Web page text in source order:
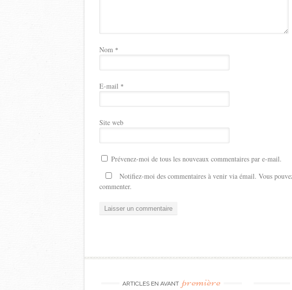
Nom *
E-mail *
Site web
Prévenez-moi de tous les nouveaux commentaires par e-mail.
Notifiez-moi des commentaires à venir via émail. Vous
commenter.
ARTICLES EN AVANT première